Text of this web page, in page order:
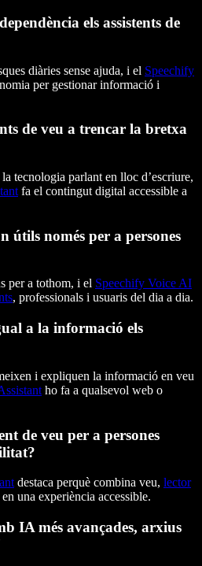
els assistents de
diàries sense ajuda, i el Speechify
per gestionar informació i
de veu a trencar la bretxa
tecnologia parlant en lloc d’escriure,
fa el contingut digital accessible a
útils només per a persones
per a tothom, i el Speechify Voice AI
, professionals i usuaris del dia a dia.
a la informació els
i expliquen la informació en veu
ho fa a qualsevol web o
de veu per a persones
destaca perquè combina veu, lector
en una experiència accessible.
IA més avançades, arxius